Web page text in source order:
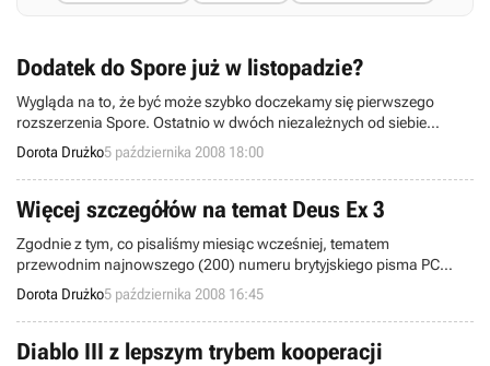
Dodatek do Spore już w listopadzie?
Wygląda na to, że być może szybko doczekamy się pierwszego
rozszerzenia Spore. Ostatnio w dwóch niezależnych od siebie
sklepach internetowych - GameStop i Amazon mieszkańcy Stanów
Zjednoczonych mogli dokonać przedpremierowego zamówienia
Spore: Cute & Creepy Parts Pack. Rozszerzenie wycenione było na
19,99 USD (czyli około 46,50 zł), a jego data premiery wyznaczona
już na 18 listopada.
Dorota Drużko5 października 2008 18:00
Więcej szczegółów na temat Deus Ex 3
Zgodnie z tym, co pisaliśmy miesiąc wcześniej, tematem
przewodnim najnowszego (200) numeru brytyjskiego pisma PC
Zone jest Deus Ex 3. Chociaż w kioskach magazyn pojawi się
dopiero w najbliższy czwartek, prenumeratorzy już otrzymali swoje
egzemplarze, a jeden z nich postanowił podzielić się z resztą świata
tym, co przeczytał.
Dorota Drużko5 października 2008 16:45
Diablo III z lepszym trybem kooperacji